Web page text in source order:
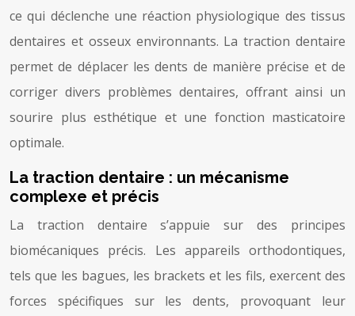
ce qui déclenche une réaction physiologique des tissus
dentaires et osseux environnants. La traction dentaire
permet de déplacer les dents de manière précise et de
corriger divers problèmes dentaires, offrant ainsi un
sourire plus esthétique et une fonction masticatoire
optimale.
La traction dentaire : un mécanisme
complexe et précis
La traction dentaire s’appuie sur des principes
biomécaniques précis. Les appareils orthodontiques,
tels que les bagues, les brackets et les fils, exercent des
forces spécifiques sur les dents, provoquant leur